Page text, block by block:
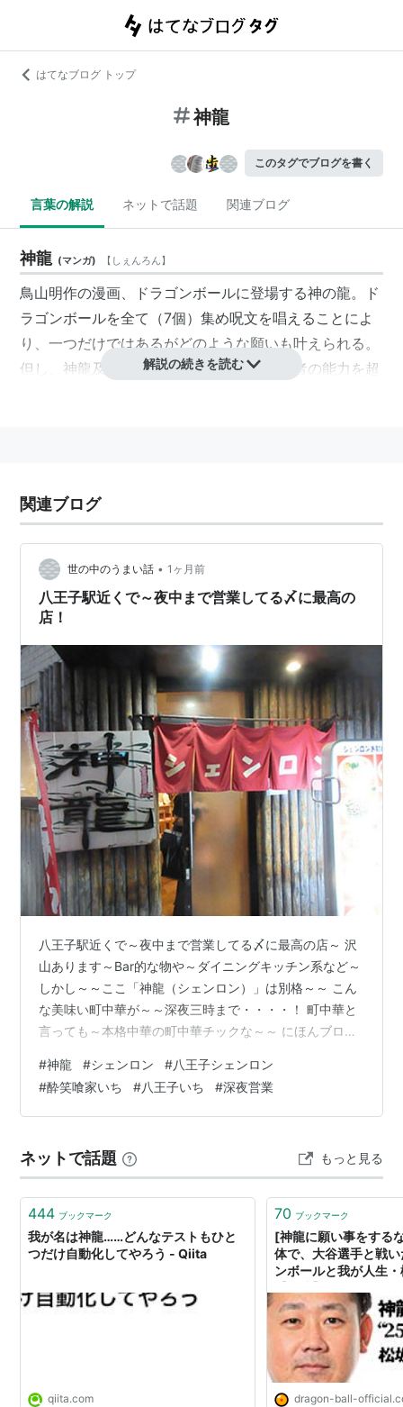
はてなブログ トップ
神龍
このタグでブログを書く
言葉の解説 ネットで話題 関連ブログ
神龍 (マンガ) 【 しぇんろん】
鳥山明作の漫画、ドラゴンボールに登場する神の龍。ド
ラゴンボールを全て（7個）集め呪文を唱えることによ
り、一つだけではあるがどのような願いも叶えられる。
但し、神龍及びドラゴンボールを創造した者の能力を超
の人を生き返らせる事が出来る。
（その後ナメック星のポルンガにもこの能力は付与され
た）
人造人間編以降は、１回の降臨で2つの願いを叶えられ
るようになった。
解説の続きを読む
関連ブログ
世の中のうまい話 • 1ヶ月前
八王子駅近くで～夜中まで営業してる〆に最高の
店！
八王子駅近くで～夜中まで営業してる〆に最高の店～ 沢
山あります～Bar的な物や～ダイニングキッチン系など～
しかし～～ここ「神龍（シェンロン）」は別格～～ こん
な美味い町中華が～～深夜三時まで・・・・！ 町中華と
言っても～本格中華の町中華チックな～～ にほんブログ
〆で来ました～～ キクラゲで～～瓶ビール～～ 餃子は普
通に美味しい～～ このシュウマイは絶品！おそらく～八
王子で一番美味い～～ これは食うべし！！ エビチリや～
～～ しかし～～中でもこれは絶品！！チンジャオロース
～～～メッサ美味い…
#神龍 #シェンロン #八王子シェンロン
#酔笑喰家いち #八王子いち #深夜営業
ネットで話題 もっと見る
444 ブックマーク
我が名は神龍……どんなテストもひと
つだけ自動化してやろう - Qiita
qiita.com
70 ブックマーク
[神龍に願い事をする
体で、大谷選手と戦
ンボールと我が人生
サイト
dragon-ball-